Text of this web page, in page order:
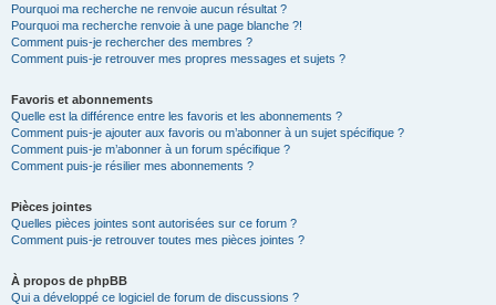
Pourquoi ma recherche ne renvoie aucun résultat ?
Pourquoi ma recherche renvoie à une page blanche ?!
Comment puis-je rechercher des membres ?
Comment puis-je retrouver mes propres messages et sujets ?
Favoris et abonnements
Quelle est la différence entre les favoris et les abonnements ?
Comment puis-je ajouter aux favoris ou m’abonner à un sujet spécifique ?
Comment puis-je m’abonner à un forum spécifique ?
Comment puis-je résilier mes abonnements ?
Pièces jointes
Quelles pièces jointes sont autorisées sur ce forum ?
Comment puis-je retrouver toutes mes pièces jointes ?
À propos de phpBB
Qui a développé ce logiciel de forum de discussions ?